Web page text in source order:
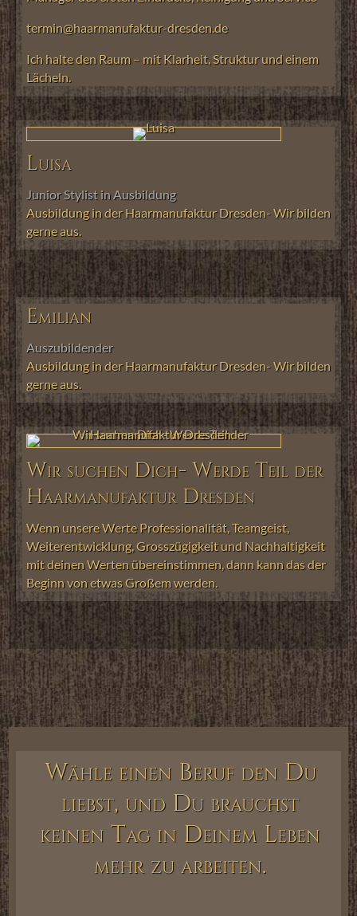
termin@haarmanufaktur-dresden.de
Ich halte den Raum – mit Klarheit, Struktur und einem
Lächeln.
Luisa
Junior Stylist in Ausbildung
Ausbildung in der Haarmanufaktur Dresden- Wir bilden
gerne aus.
Emilian
Auszubildender
Ausbildung in der Haarmanufaktur Dresden- Wir bilden
gerne aus.
Wir suchen Dich- Werde Teil der
Haarmanufaktur Dresden
Wenn unsere Werte Professionalität, Teamgeist,
Weiterentwicklung, Grosszügigkeit und Nachhaltigkeit
mit deinen Werten übereinstimmen, dann kann das der
Beginn von etwas Großem werden.
Wähle einen Beruf den Du
liebst, und Du brauchst
keinen Tag in Deinem Leben
mehr zu arbeiten.